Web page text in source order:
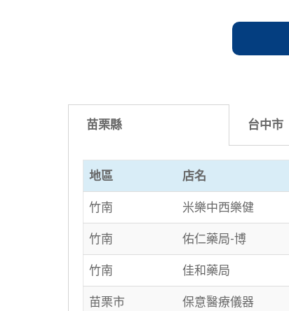
苗栗縣 台中市
地區 店名
竹南 米樂中西樂健
竹南 佑仁藥局-博
竹南 佳和藥局
苗栗市 保意醫療儀器